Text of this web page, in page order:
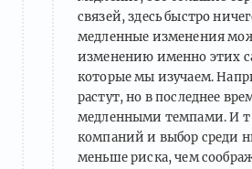
связей, здесь быстро
медленные изменения
изменению именно этих
которые мы изучаем.
растут, но в последнее
медленными темпами. И т
компаний и выбор среди
меньше риска, чем